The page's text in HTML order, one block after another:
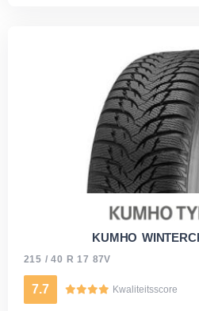
KUMHO
215 / 40 R 17 87V
7.7 Kwaliteitsscore